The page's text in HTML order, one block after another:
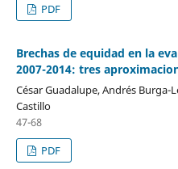
PDF
Brechas de equidad en la
2007-2014: tres
César Guadalupe, Andrés
Castillo
47-68
PDF